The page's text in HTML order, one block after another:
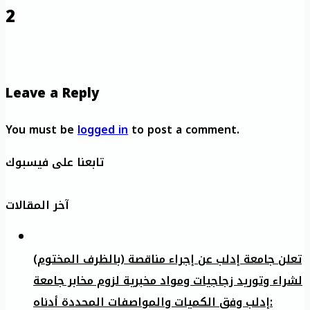
2
Leave a Reply
You must belogged into post a comment.
تابعنا على فيسبوك
آخر المقالات
تعلن جامعة إدلب عن إجراء مناقصة (بالظرف المختوم)
لشراء وتوريد زجاجيات ومواد مخبرية لزوم مخابر جامعة
إدلب وفق الكميات والمواصفات المحددة أدناه: